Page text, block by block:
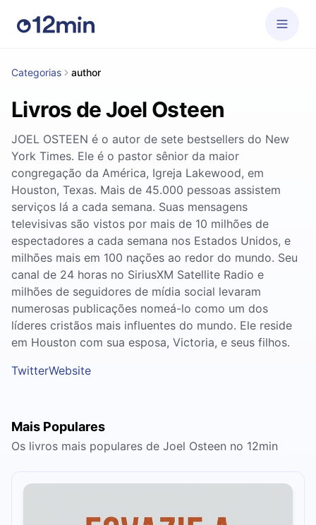
Categorias author
Livros de Joel Osteen
JOEL OSTEEN é o autor de sete bestsellers do New
York Times. Ele é o pastor sênior da maior
congregação da América, Igreja Lakewood, em
Houston, Texas. Mais de 45.000 pessoas assistem
serviços lá a cada semana. Suas mensagens
televisivas são vistos por mais de 10 milhões de
espectadores a cada semana nos Estados Unidos, e
milhões mais em 100 nações ao redor do mundo. Seu
canal de 24 horas no SiriusXM Satellite Radio e
milhões de seguidores de mídia social levaram
numerosas publicações nomeá-lo como um dos
líderes cristãos mais influentes do mundo. Ele reside
em Houston com sua esposa, Victoria, e seus filhos.
TwitterWebsite
Mais Populares
Os livros mais populares de Joel Osteen no 12min